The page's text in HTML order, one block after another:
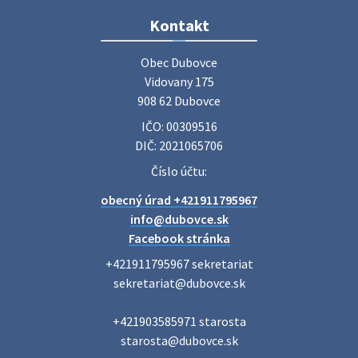
Zájazd do Veľkého Medera
Základná organizácia Únie žien Slovenska Dubovce
srdečne pozýva svoje členky, ich rodinných príslušníkov aj
priateľov na jednodňový zájazd na termálne kúpalisko
Poradne komplexnej pomoci
diskrétne komplexné odborné poradenstvo. Tím
odborníkov Vám pomôžte nájsť riešenie v piatich kľúčových
oblastiach: právo rodina a v…
Voľby do orgánov samosprávnych krajov 2026 V obci
Kontakt
Obec Dubovce
Vidovany 175
908 62 Dubovce
IČO: 00309516
DIČ: 2021065706
Číslo účtu:
obecný úrad +421911795967
info@dubovce.sk
Facebook stránka
+421911795967 sekretariat
sekretariat@dubovce.sk
+421903585971 starosta
starosta@dubovce.sk